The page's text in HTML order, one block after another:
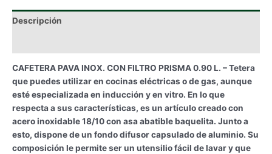
L.
Descripción
CAFETERA PAVA INOX. CON FILTRO PRISMA 0.90 L. – Tetera
que puedes utilizar en cocinas eléctricas o de gas, aunque
esté especializada en inducción y en vitro. En lo que
respecta a sus características, es un artículo creado con
acero inoxidable 18/10 con asa abatible baquelita. Junto a
esto, dispone de un fondo difusor capsulado de aluminio. Su
composición le permite ser un utensilio fácil de lavar y que